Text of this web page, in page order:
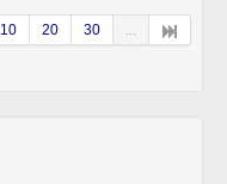
10 20 30 ...